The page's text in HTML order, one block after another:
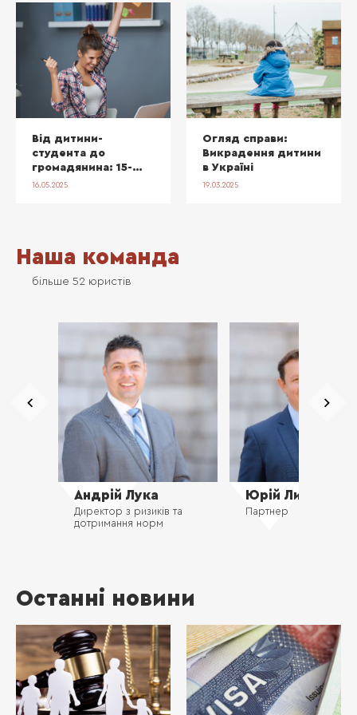
Від дитини-
студента до
громадянина: 15-
річний успіх
16.05.2025
Огляд справи:
Викрадення дитини
в Україні
19.03.2025
Наша команда
більше 52 юристів
Андрій Лука
Директор з ризиків та
дотримання норм
Юрій Лисенко
Партнер
Останні новини